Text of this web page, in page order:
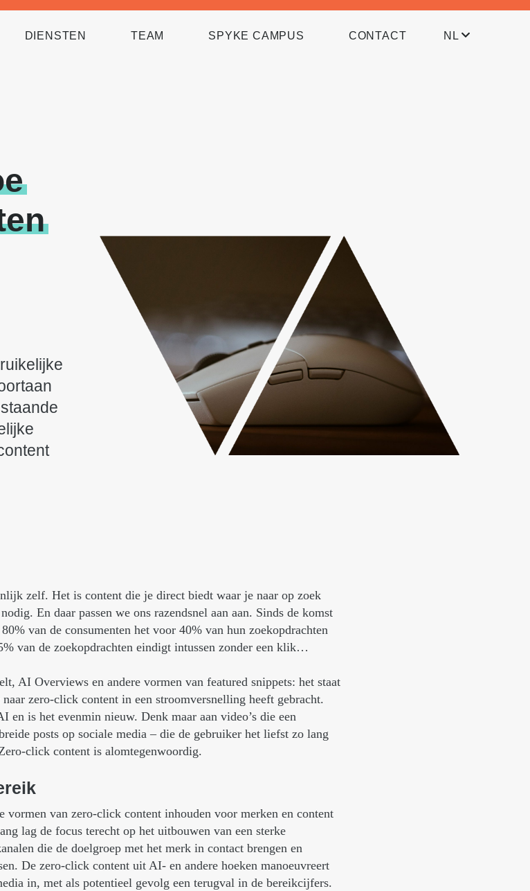
DIENSTEN TEAM SPYKE CAMPUS CONTACT NL
zelf. Het is content die je direct biedt waar je naar op zoek
En daar passen we ons razendsnel aan aan. Sinds de komst
van de consumenten het voor 40% van hun zoekopdrachten
van de zoekopdrachten eindigt intussen zonder een klik…
AI Overviews en andere vormen van featured snippets: het staat
zero-click content in een stroomversnelling heeft gebracht.
is het evenmin nieuw. Denk maar aan video’s die een
posts op sociale media – die de gebruiker het liefst zo lang
click content is alomtegenwoordig.
vormen van zero-click content inhouden voor merken en content
lag de focus terecht op het uitbouwen van een sterke
die de doelgroep met het merk in contact brengen en
De zero-click content uit AI- en andere hoeken manoeuvreert
in, met als potentieel gevolg een terugval in de bereikcijfers.